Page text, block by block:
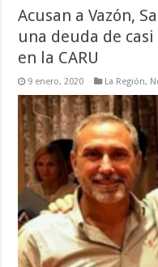
Acusan a Vazón,
una deuda de
en la CARU
9 enero, 2020 La Región,